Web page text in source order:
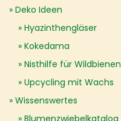
Deko Ideen
Hyazinthengläser
Kokedama
Nisthilfe für Wildbienen
Upcycling mit Wachs
Wissenswertes
Blumenzwiebelkatalog